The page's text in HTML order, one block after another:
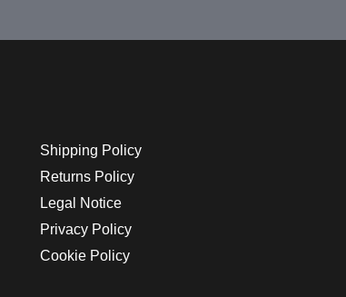
Shipping Policy
Returns Policy
Legal Notice
Privacy Policy
Cookie Policy